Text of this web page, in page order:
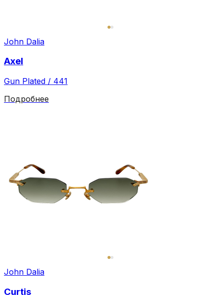
John Dalia
Axel
Gun Plated / 441
Подробнее
John Dalia
Curtis